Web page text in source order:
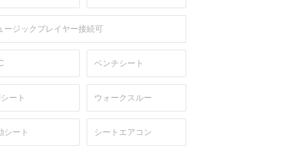
ージックプレイヤー接続可
ベンチシート
ート ウォークスルー
シート シートエアコン